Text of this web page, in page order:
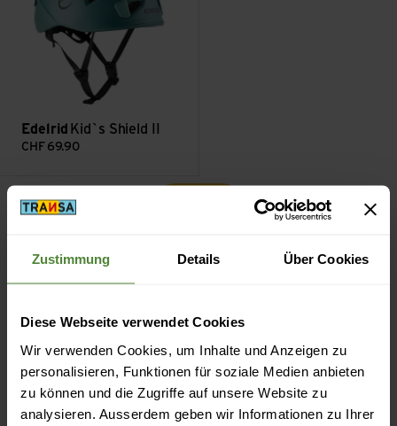
Zustimmung Details Über Cookies
Diese Webseite verwendet Cookies
Wir verwenden Cookies, um Inhalte und Anzeigen zu
personalisieren, Funktionen für soziale Medien anbieten
zu können und die Zugriffe auf unsere Website zu
analysieren. Ausserdem geben wir Informationen zu Ihrer
Edelrid Kid`s Shield II
CHF 69.90
(Mit derTransaCardimmer kostenlos)